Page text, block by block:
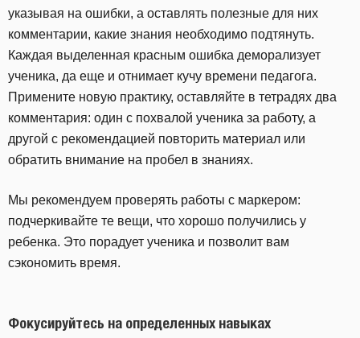
указывая на ошибки, а оставлять полезные для них
комментарии, какие знания необходимо подтянуть.
Каждая выделенная красным ошибка деморализует
ученика, да еще и отнимает кучу времени педагога.
Примените новую практику, оставляйте в тетрадях два
комментария: один с похвалой ученика за работу, а
другой с рекомендацией повторить материал или
обратить внимание на пробел в знаниях.
Мы рекомендуем проверять работы с маркером:
подчеркивайте те вещи, что хорошо получились у
ребенка. Это порадует ученика и позволит вам
сэкономить время.
Фокусируйтесь на определенных навыках